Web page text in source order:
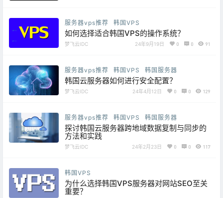
服务器vps推荐 韩国VPS
如何选择适合韩国VPS的操作系统？
梦飞云IDC 24年9月19日 0 0 91
服务器vps推荐 韩国VPS 韩国服务器
韩国云服务器如何进行安全配置？
梦飞云IDC 24年4月12日 0 0 129
服务器vps推荐 韩国VPS 韩国服务器
探讨韩国云服务器跨地域数据复制与同步的
方法和实践
梦飞云IDC 24年2月23日 0 0 117
韩国VPS
为什么选择韩国VPS服务器对网站SEO至关
重要？